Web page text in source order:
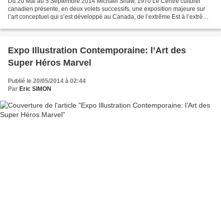
canadien présente, en deux volets successifs, une exposition majeure sur
l’art conceptuel qui s’est développé au Canada, de l’extrême Est à l’extrême
Expo Illustration Contemporaine: l’Art des
Super Héros Marvel
Publié le 20/05/2014 à 02:44
Par Eric SIMON